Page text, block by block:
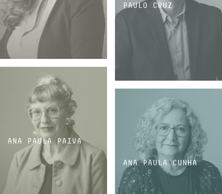
DIRETORA EXECUTIVA E FINANCEIRA
PAULO CRUZ
SOLICITADOR
ANA PAULA PAIVA
ANA PAULA CUNHA